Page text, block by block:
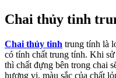
Chai thủy tinh
Chai thủy tinh trung tính là
có tính chất trung tính. Khi
thì chất đựng bên trong chai
hương vị, màu sắc của chất